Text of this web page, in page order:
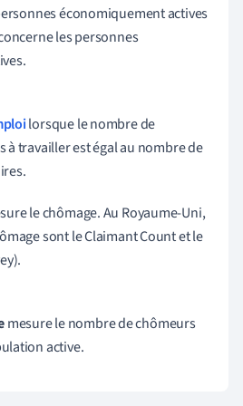
économiquement actives
les personnes
lorsque le nombre de
à travailler est égal au nombre de
le chômage. Au Royaume-Uni,
sont le Claimant Count et le
mesure le nombre de chômeurs
active.